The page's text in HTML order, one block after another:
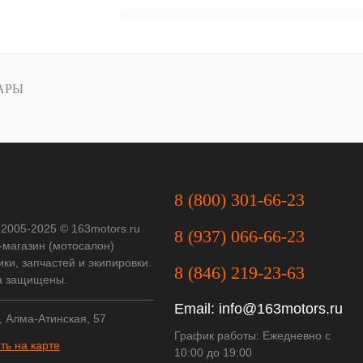
2025 © 163motors.ru
(мотосалон)
запчастей и экипировки.
защищены.
Алма-Атинская, 57
на карте
8 (800) 301-66-23
8 (937) 066-66-23
8 (846) 219-23-63
Email: info@163motors.ru
График работы: Ежедневно с
10:00 до 19:00